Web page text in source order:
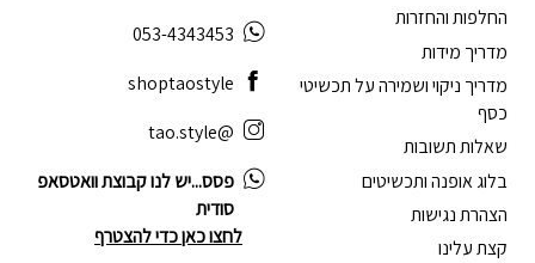
החלפות והחזרות
מדריך מידות
מדריך ניקוי ושמירה על תכשיטי
כסף
שאלות תשובות
בלוג אופנה ותכשיטים
הצהרת נגישות
קצת עלינו
053-4343453
shoptaostyle
@tao.style
פסס...יש לנו קבוצת וואטסאפ
סודית
לחצו כאן כדי להצטרף